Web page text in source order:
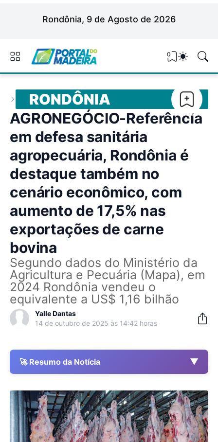
Rondônia, 9 de Agosto de 2026
0
RONDÔNIA
AGRONEGÓCIO-Referência
em defesa sanitária
agropecuária, Rondônia é
destaque também no
cenário econômico, com
aumento de 17,5% nas
exportações de carne
bovina
Segundo dados do Ministério da
Agricultura e Pecuária (Mapa), em
2024 Rondônia vendeu o
equivalente a US$ 1,16 bilhão
Yalle Dantas
14 de outubro de 2025 às 14:42 horas
🚀 Resumo da Notícia ▼